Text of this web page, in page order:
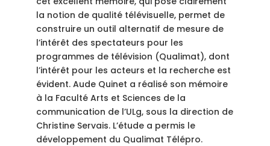
la notion de qualité télévisuelle, permet de
construire un outil alternatif de mesure de
l’intérêt des spectateurs pour les
programmes de télévision (Qualimat), dont
l’intérêt pour les acteurs et la recherche est
évident. Aude Quinet a réalisé son mémoire
à la Faculté Arts et Sciences de la
communication de l’ULg, sous la direction de
Christine Servais. L’étude a permis le
développement du Qualimat Télépro.